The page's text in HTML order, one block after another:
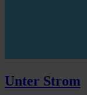
Unter Strom